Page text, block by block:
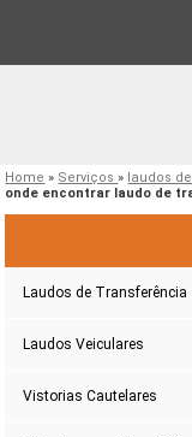
Home » Serviços» laudos
onde encontrar laudo de
Laudos de Transferência
Laudos Veiculares
Vistorias Cautelares